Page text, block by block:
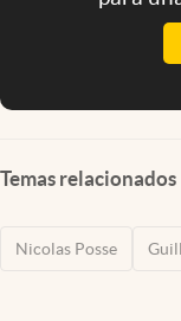
Temas relacionados
Nicolas Posse